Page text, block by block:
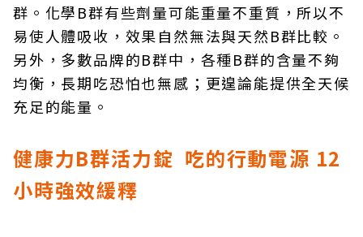
群。化學B群有些劑量可能重量不重質，所以不
易使人體吸收，效果自然無法與天然B群比較。
另外，多數品牌的B群中，各種B群的含量不夠
均衡，長期吃恐怕也無感；更遑論能提供全天候
充足的能量。
健康力B群活力錠 吃的行動電源 12
小時強效緩釋